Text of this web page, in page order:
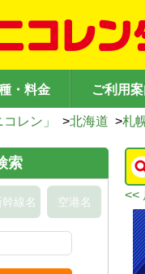
・料金 ご利用
レン」 >北海道 >札
<<
索
幹線名 空港名